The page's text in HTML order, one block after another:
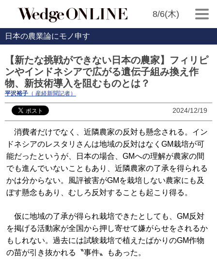
8/6(木)
日本の農業論にモノ申す
【新たな挑戦ができない日本の農家】フィリピ
ンやインドネシアで広がる遺伝子組み換え作
物、新技術導入を阻むものとは？
平沢裕子 （ 産経新聞記者）
2024/12/19
消費者だけでなく、近隣農家の反対も懸念される。イン
ドネシアのレスタリさんは地域の反対はなくGM栽培が可
能だったというが、日本の場合、GMへの理解が農家の間
でも進んでいないこともあり、近隣農家の了承を得られる
かは分からない。風評被害がGMを栽培しない農家にも及
ぼす懸念もあり、むしろ反対することも起こり得る。
仮に地域の了承が得られ栽培できたとしても、GM反対
を掲げる活動家が全国から押し寄せて嫌がらせをされるか
もしれない。過去には試験栽培で植えたばかりのGM作物
の苗が引き抜かれる〝事件〟もあった。